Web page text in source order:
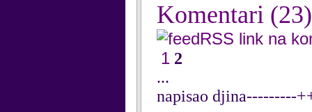
Komentari (23)
RSS link na
1 2
...
napisao djina---------